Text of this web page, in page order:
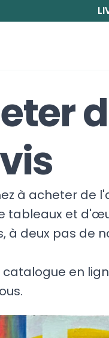
à acheter de
tableaux et
à deux pas de
catalogue en